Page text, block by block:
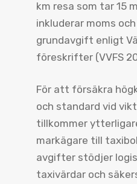
km resa som tar 15
inkluderar moms
grundavgift enligt
föreskrifter (VVFS
För att försäkra
och standard vid
tillkommer
markägare till
avgifter stödjer
taxivärdar och